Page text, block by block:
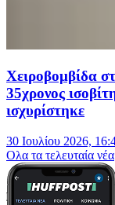
Χειροβομβίδα
35χρονος
ισχυρίστηκε
30 Ιουλίου 2026,
Oλα τα τελευταία νέα